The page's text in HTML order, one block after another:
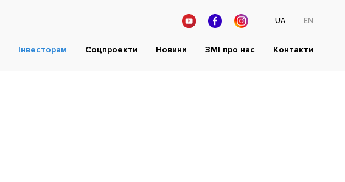
UA EN
Інвесторам Соцпроекти Новини ЗМІ про нас Контакти